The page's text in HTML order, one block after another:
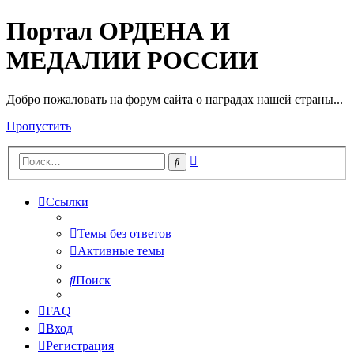
Портал ОРДЕНА И
МЕДАЛИИ РОССИИ
Добро пожаловать на форум сайта о наградах нашей страны...
Пропустить
Поиск
Ссылки
Темы без ответов
Активные темы
Поиск
FAQ
Вход
Регистрация